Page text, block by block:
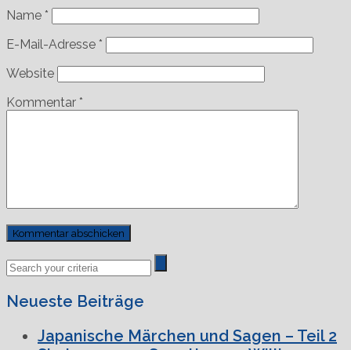
Name *
E-Mail-Adresse *
Website
Kommentar *
Previous
Post
Next
Post
Neueste Beiträge
Japanische Märchen und Sagen – Teil 2